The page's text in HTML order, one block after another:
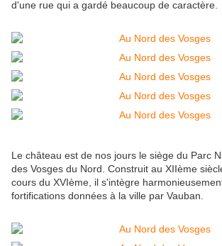
d'une rue qui a gardé beaucoup de caractère.
Le château est de nos jours le siège du Parc
des Vosges du Nord. Construit au XIIème
cours du XVIème, il s'intègre
fortifications données à la ville par Vauban.